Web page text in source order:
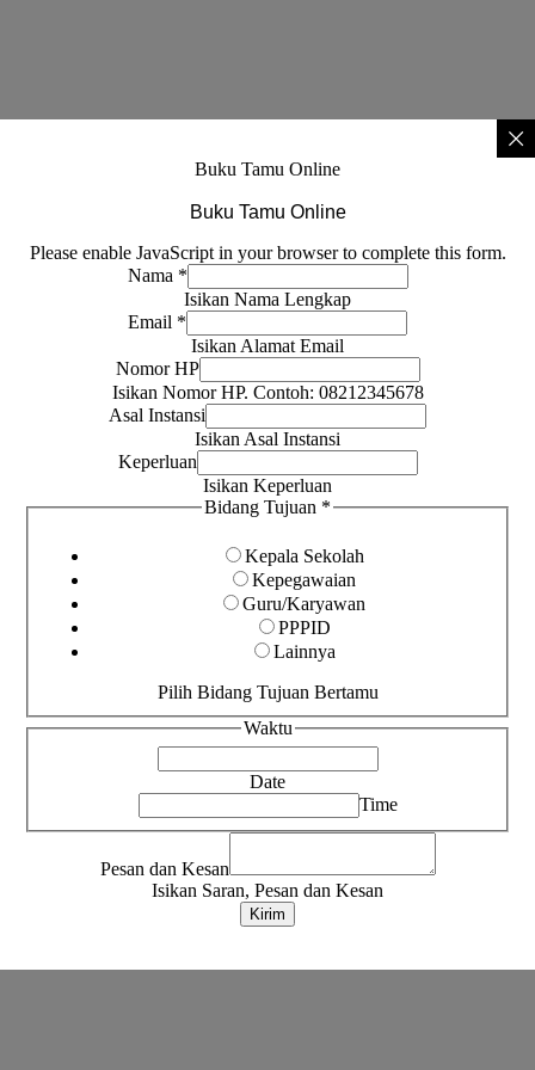
Buku Tamu Online
Buku Tamu Online
Please enable JavaScript in your browser to complete this form.
Nama *
Isikan Nama Lengkap
Email *
Isikan Alamat Email
Nomor HP
Isikan Nomor HP. Contoh: 08212345678
Asal Instansi
Isikan Asal Instansi
Keperluan
Isikan Keperluan
Bidang Tujuan *
Kepala Sekolah
Kepegawaian
Guru/Karyawan
PPPID
Lainnya
Pilih Bidang Tujuan Bertamu
Waktu
Date
Time
Pesan dan Kesan
Isikan Saran, Pesan dan Kesan
Kirim